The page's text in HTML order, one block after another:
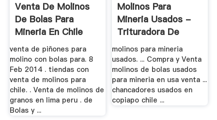
Venta De Molinos
De Bolas Para
Mineria En Chile
venta de piñones para
molino con bolas para. 8
Feb 2014 . tiendas con
venta de molinos para
chile. . Venta de molinos de
granos en lima peru . de
Bolas y ...
Molinos Para
Mineria Usados -
Trituradora De
Cono
molinos para mineria
usados. ... Compra y Venta
molinos de bolas usados
para mineria en usa venta ...
chancadores usados en
copiapo chile ...